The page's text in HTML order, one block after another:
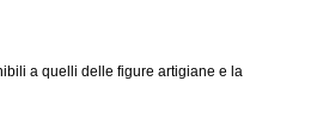
a quelli delle figure artigiane e la